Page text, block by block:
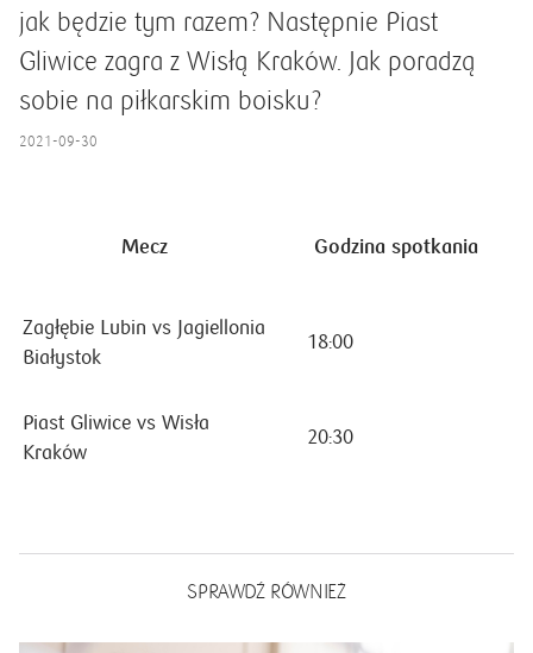
jak będzie tym razem? Następnie Piast
Gliwice zagra z Wisłą Kraków. Jak poradzą
sobie na piłkarskim boisku?
2021-09-30
Mecz Godzina spotkania
Zagłębie Lubin vs Jagiellonia
Białystok
18:00
Piast Gliwice vs Wisła
Kraków
20:30
SPRAWDŹ RÓWNIEŻ